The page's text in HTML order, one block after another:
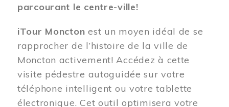
parcourant le centre-ville!
iTour Moncton est un moyen idéal de se
rapprocher de l’histoire de la ville de
Moncton activement! Accédez à cette
visite pédestre autoguidée sur votre
téléphone intelligent ou votre tablette
électronique. Cet outil optimisera votre